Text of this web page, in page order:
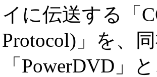
イに伝送する「
Protocol)」を、
「PowerDVD」